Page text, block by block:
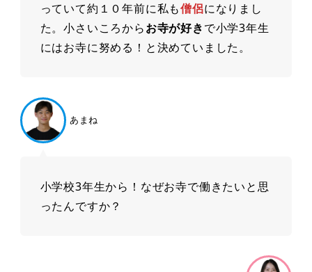
っていて約１０年前に私も僧侶になりまし
た。小さいころからお寺が好きで小学3年生
にはお寺に努める！と決めていました。
あまね
小学校3年生から！なぜお寺で働きたいと思
ったんですか？